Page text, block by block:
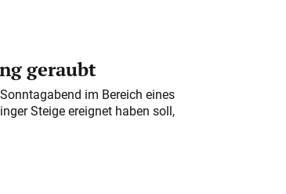
geraubt
im Bereich eines
Steige ereignet haben soll,